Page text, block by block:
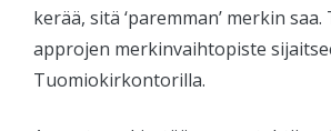
kerää, sitä ‘paremman’ merkin
approjen merkinvaihtopiste
Tuomiokirkontorilla.